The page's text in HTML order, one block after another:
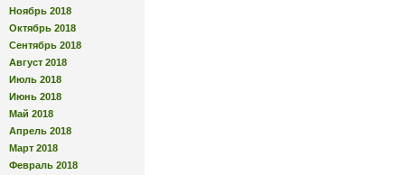
Ноябрь 2018
Октябрь 2018
Сентябрь 2018
Август 2018
Июль 2018
Июнь 2018
Май 2018
Апрель 2018
Март 2018
Февраль 2018